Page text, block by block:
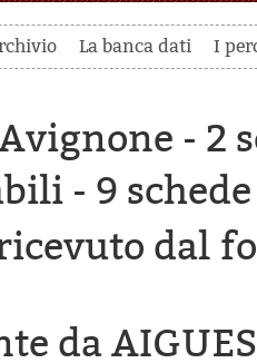
La banca dati I
- 2
- 9
dal
da